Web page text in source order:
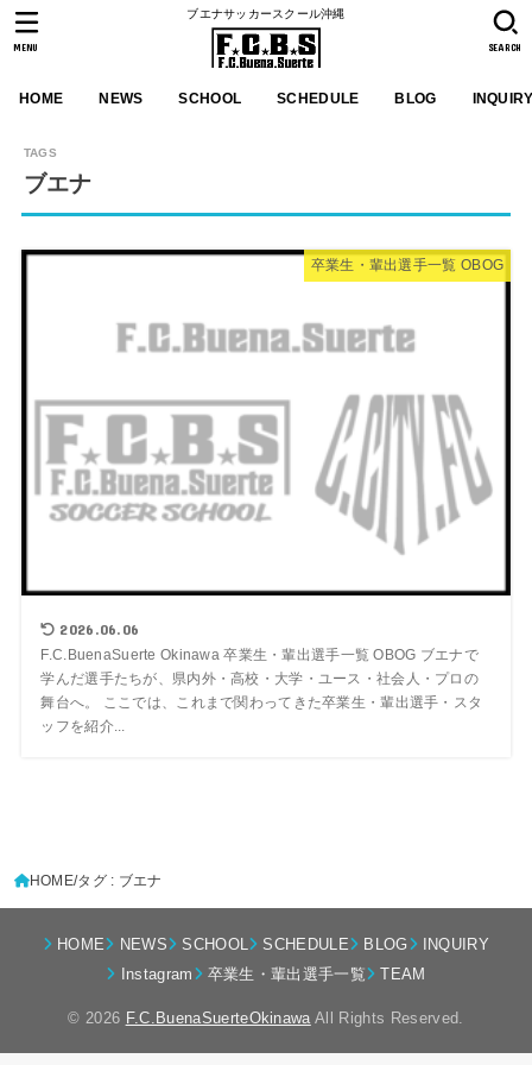
ブエナサッカースクール沖縄
HOME NEWS SCHOOL SCHEDULE BLOG
SEARCH
MENU
ブエナ
卒業生・輩出選手一覧 OBOG
2026.06.06
F.C.BuenaSuerte Okinawa 卒業生・輩出選手一覧 OBOG ブエナで
学んだ選手たちが、県内外・高校・大学・ユース・社会人・プロの
舞台へ。 ここでは、これまで関わってきた卒業生・輩出選手・スタ
ッフを紹介...
HOME タグ : ブエナ
HOME NEWS SCHOOL SCHEDULE BLOG
INQUIRY
Instagram
卒業生・輩出選手一覧 TEAM
© 2026 F.C.BuenaSuerteOkinawa All Rights Reserved.